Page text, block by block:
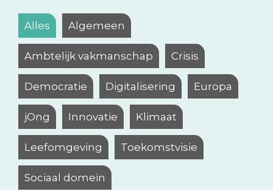
Alles Algemeen
Ambtelijk vakmanschap Crisis
Democratie Digitalisering Europa
jOng Innovatie Klimaat
Leefomgeving Toekomstvisie
Sociaal domein